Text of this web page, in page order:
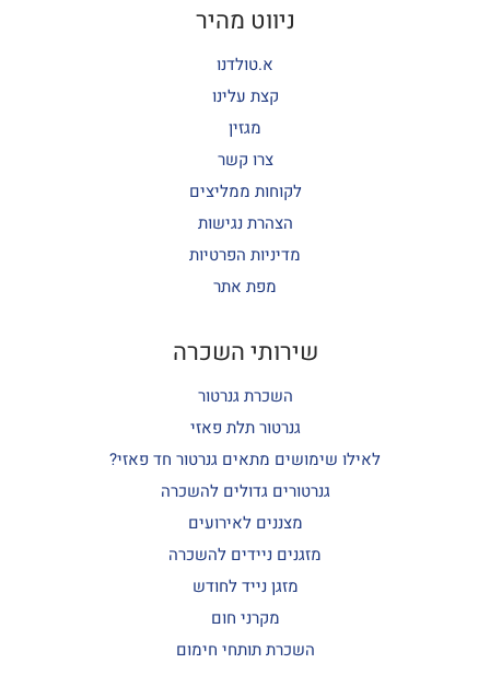
ניווט מהיר
א.טולדנו
קצת עלינו
מגזין
צרו קשר
לקוחות ממליצים
הצהרת נגישות
מדיניות הפרטיות
מפת אתר
שירותי השכרה
השכרת גנרטור
גנרטור תלת פאזי
לאילו שימושים מתאים גנרטור חד פאזי?
גנרטורים גדולים להשכרה
מצננים לאירועים
מזגנים ניידים להשכרה
מזגן נייד לחודש
מקרני חום
השכרת תותחי חימום